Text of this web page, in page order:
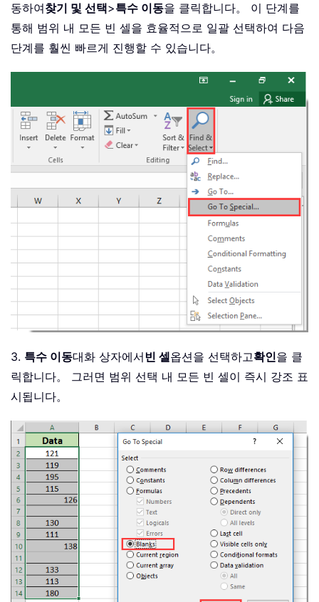
동하여찾기 및 선택>특수 이동을 클릭합니다。 이 단계를
통해 범위 내 모든 빈 셀을 효율적으로 일괄 선택하여 다음
단계를 훨씬 빠르게 진행할 수 있습니다。
3. 특수 이동대화 상자에서빈 셀옵션을 선택하고확인을 클
릭합니다。 그러면 범위 선택 내 모든 빈 셀이 즉시 강조 표
시됩니다。